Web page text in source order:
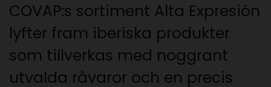
COVAP:s sortiment Alta Expresión
lyfter fram iberiska produkter
som tillverkas med noggrant
utvalda råvaror och en precis